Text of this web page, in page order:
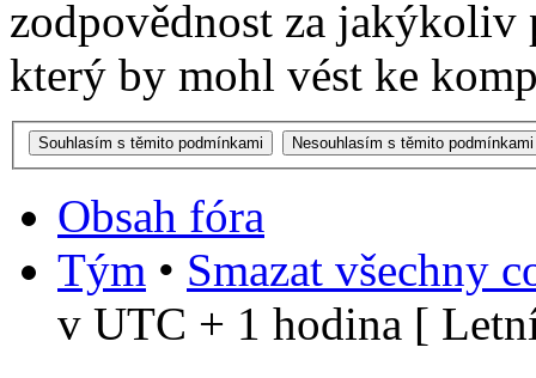
zodpovědnost za
který by mohl vést ke
Obsah fóra
Tým • Smazat všechny
v UTC + 1 hodina [